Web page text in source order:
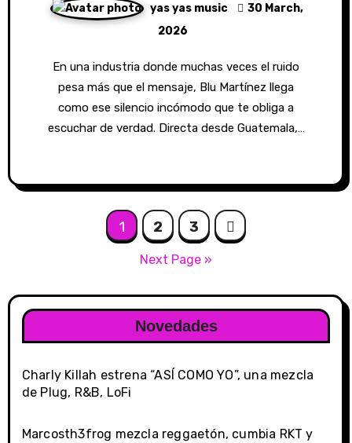
yas yas music
30 March,
2026
En una industria donde muchas veces el ruido
pesa más que el mensaje, Blu Martínez llega
como ese silencio incómodo que te obliga a
escuchar de verdad. Directa desde Guatemala,…
1 2 3
Next Page »
Novedades
Charly Killah estrena “ASÍ COMO YO”, una mezcla
de Plug, R&B, LoFi
Marcosth3frog mezcla reggaetón, cumbia RKT y